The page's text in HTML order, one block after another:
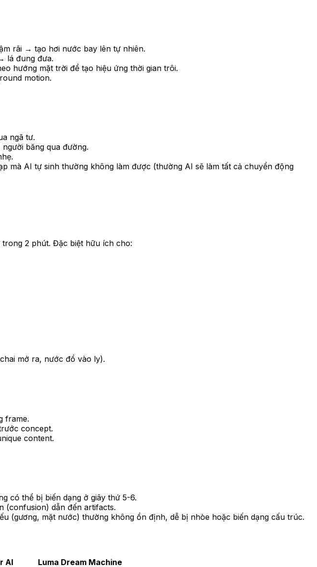
rãi → tạo hơi nước bay lên tự nhiên.
lá đung đưa.
hướng mặt trời để tạo hiệu ứng thời gian trôi.
motion.
ngã tư.
băng qua đường.
mà AI tự sinh thường không làm được (thường AI sẽ làm tất cả chuyển động
2 phút. Đặc biệt hữu ích cho:
mở ra, nước đổ vào ly).
frame.
concept.
content.
có thể bị biến dạng ở giây thứ 5-6.
(confusion) dẫn đến artifacts.
(gương, mặt nước) thường không ổn định, dễ bị nhòe hoặc biến dạng cấu trúc.
AI Luma Dream Machine